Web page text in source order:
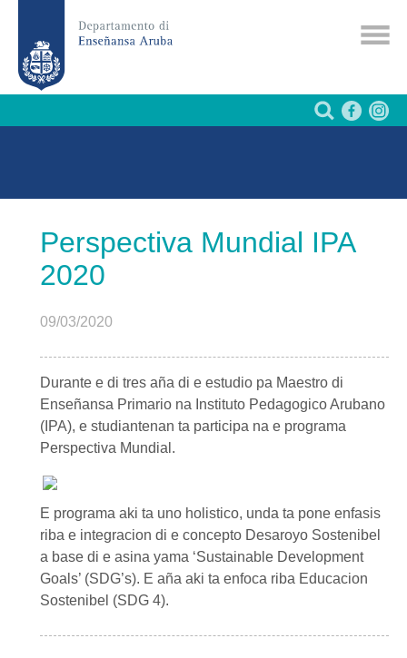
Perspectiva Mundial IPA
2020
09/03/2020
Durante e di tres aña di e estudio pa Maestro di
Enseñansa Primario na Instituto Pedagogico Arubano
(IPA), e studiantenan ta participa na e programa
Perspectiva Mundial.
E programa aki ta uno holistico, unda ta pone enfasis
riba e integracion di e concepto Desaroyo Sostenibel
a base di e asina yama ‘Sustainable Development
Goals’ (SDG’s). E aña aki ta enfoca riba Educacion
Sostenibel (SDG 4).